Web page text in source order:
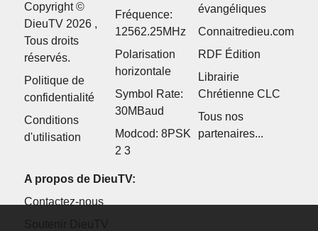
Copyright ©
DieuTV 2026 ,
Tous droits
réservés.
Politique de
confidentialité
Conditions
d'utilisation
Fréquence:
12562.25MHz
Polarisation
horizontale
Symbol Rate:
30MBaud
Modcod: 8PSK
2 3
évangéliques
Connaitredieu.com
RDF Édition
Librairie
Chrétienne CLC
Tous nos
partenaires...
A propos de DieuTV:
Contactez-nous